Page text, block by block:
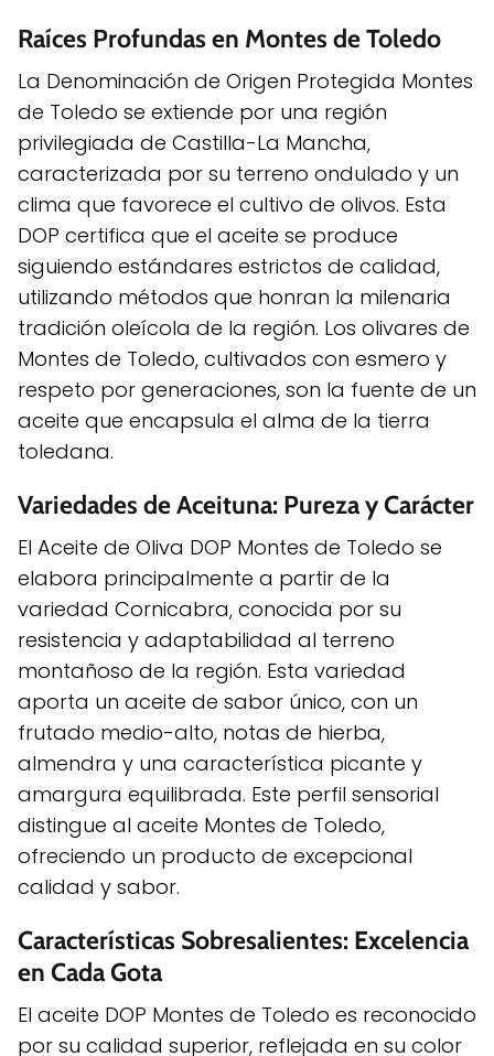
Raíces Profundas en Montes de Toledo
La Denominación de Origen Protegida Montes
de Toledo se extiende por una región
privilegiada de Castilla-La Mancha,
caracterizada por su terreno ondulado y un
clima que favorece el cultivo de olivos. Esta
DOP certifica que el aceite se produce
siguiendo estándares estrictos de calidad,
utilizando métodos que honran la milenaria
tradición oleícola de la región. Los olivares de
Montes de Toledo, cultivados con esmero y
respeto por generaciones, son la fuente de un
aceite que encapsula el alma de la tierra
toledana.
Variedades de Aceituna: Pureza y Carácter
El Aceite de Oliva DOP Montes de Toledo se
elabora principalmente a partir de la
variedad Cornicabra, conocida por su
resistencia y adaptabilidad al terreno
montañoso de la región. Esta variedad
aporta un aceite de sabor único, con un
frutado medio-alto, notas de hierba,
almendra y una característica picante y
amargura equilibrada. Este perfil sensorial
distingue al aceite Montes de Toledo,
ofreciendo un producto de excepcional
calidad y sabor.
Características Sobresalientes: Excelencia
en Cada Gota
El aceite DOP Montes de Toledo es reconocido
por su calidad superior, reflejada en su color